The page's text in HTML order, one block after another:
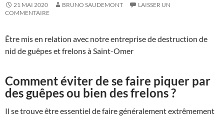
21 MAI 2020 BRUNO SAUDEMONT
LAISSER UN
COMMENTAIRE
Être mis en relation avec notre entreprise de destruction de
nid de guêpes et frelons à Saint-Omer
Comment éviter de se faire piquer par
des guêpes ou bien des frelons ?
Il se trouve être essentiel de faire généralement extrêmement